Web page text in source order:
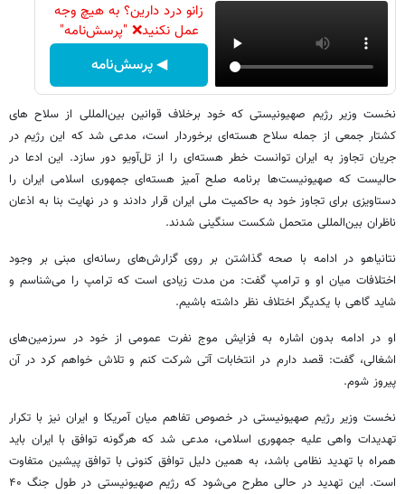
زانو درد دارین؟ به هیچ وجه
عمل نکنید❌ "پرسش‌نامه"
◀ پرسش‌نامه
نخست وزیر رژیم صهیونیستی که خود برخلاف قوانین بین‌المللی از سلاح های
کشتار جمعی از جمله سلاح هسته‌ای برخوردار است، مدعی شد که این رژیم در
جریان تجاوز به ایران توانست خطر هسته‌ای را از تل‌آویو دور سازد. این ادعا در
حالیست که صهیونیست‌ها برنامه صلح آمیز هسته‌ای جمهوری اسلامی ایران را
دستاویزی برای تجاوز خود به حاکمیت ملی ایران قرار دادند و در نهایت بنا به اذعان
ناظران بین‌المللی متحمل شکست سنگینی شدند.
نتانیاهو در ادامه با صحه گذاشتن بر روی گزارش‌های رسانه‌ای مبنی بر وجود
اختلافات میان او و ترامپ گفت: من مدت زیادی است که ترامپ را می‌شناسم و
شاید گاهی با یکدیگر اختلاف نظر داشته باشیم.
او در ادامه بدون اشاره به فزایش موج نفرت عمومی از خود در سرزمین‌های
اشغالی، گفت: قصد دارم در انتخابات آتی شرکت کنم و تلاش خواهم کرد در آن
پیروز شوم.
نخست وزیر رژیم صهیونیستی در خصوص تفاهم میان آمریکا و ایران نیز با تکرار
تهدیدات واهی علیه جمهوری اسلامی، مدعی شد که هرگونه توافق با ایران باید
همراه با تهدید نظامی باشد، به همین دلیل توافق کنونی با توافق پیشین متفاوت
است. این تهدید در حالی مطرح می‌شود که رژیم صهیونیستی در طول جنگ ۴۰